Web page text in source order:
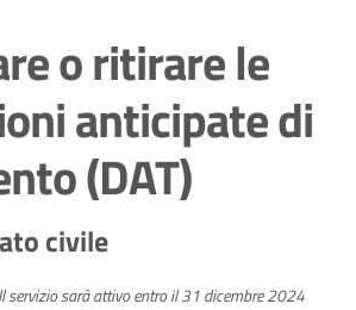
o ritirare le
anticipate di
(DAT)
civile
Il servizio sarà attivo entro il 31 dicembre 2024